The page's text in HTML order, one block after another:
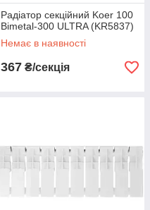
Радіатор секційний Koer 100
Bimetal-300 ULTRA (KR5837)
Немає в наявності
367 ₴/секція